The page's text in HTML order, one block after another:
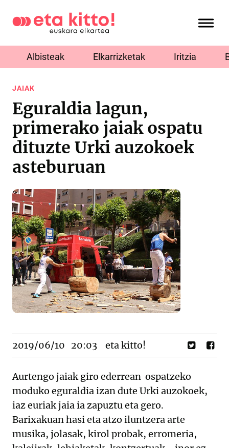
Albisteak Elkarrizketak Iritzia
JAIAK
Eguraldia lagun,
primerako jaiak ospatu
dituzte Urki auzokoek
asteburuan
2019/06/10 20:03 eta kitto!
Aurtengo jaiak giro ederrean ospatzeko
moduko eguraldia izan dute Urki auzokoek,
iaz euriak jaia ia zapuztu eta gero.
Barixakuan hasi eta atzo iluntzera arte
musika, jolasak, kirol probak, erromeria,